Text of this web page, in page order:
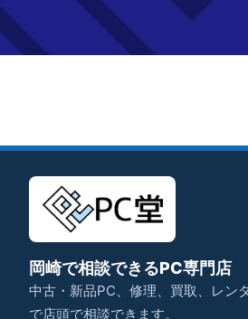
岡崎で相談できるPC専門店
中古・新品PC、修理、買取、レン
で店頭で相談できます。